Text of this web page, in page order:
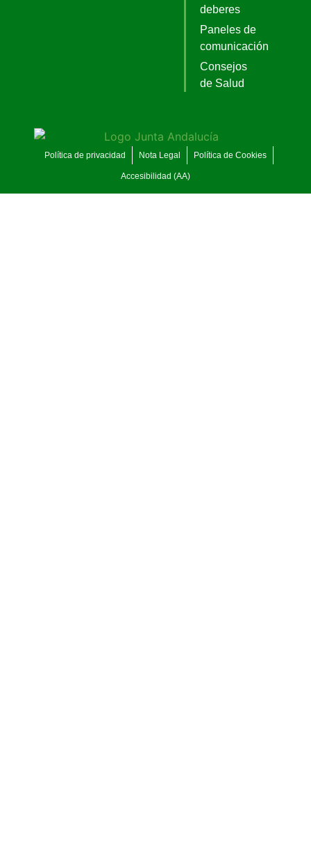
deberes
Paneles de
comunicación
Consejos
de Salud
Política de privacidad Nota Legal Política de Cookies
Accesibilidad (AA)